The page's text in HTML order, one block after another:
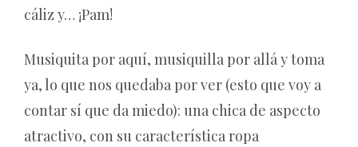
cáliz y… ¡Pam!
Musiquita por aquí, musiquilla por allá y toma
ya, lo que nos quedaba por ver (esto que voy a
contar sí que da miedo): una chica de aspecto
atractivo, con su característica ropa